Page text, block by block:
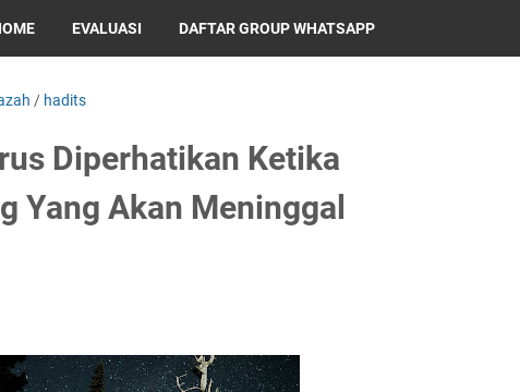
EVALUASI DAFTAR GROUP WHATSAPP
/ hadits
Diperhatikan Ketika
Yang Akan Meninggal